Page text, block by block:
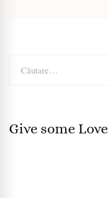
după:
Give some Love